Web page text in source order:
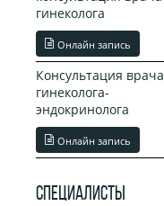
гинеколога
Онлайн запись
Консультация врача
гинеколога-
эндокринолога
Онлайн запись
СПЕЦИАЛИСТЫ